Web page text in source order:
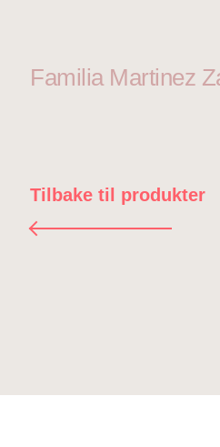
Familia Martinez
Tilbake til produkter